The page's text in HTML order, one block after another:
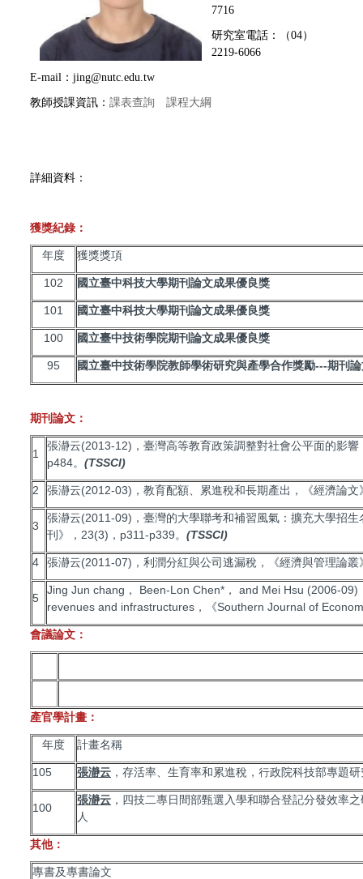
7716
研究室電話：（04）
2219-6066
E-mail：jing@nutc.edu.tw
教師授課資訊： 課表查詢 課程大綱
詳細資料：
獲獎紀錄：
年度 獲獎獎項
102 國立臺中科技大學期刊論文成果優良獎
101 國立臺中科技大學期刊論文成果優良獎
100 國立臺中技術學院期刊論文成果優良獎
95 國立臺中技術學院教師學術研究與產學合作獎勵---期刊
期刊論文：
1
張瀞云(2013-12)，臺灣高等教育政策調整對社會公平面的影
p484。 (TSSCI)
2 張瀞云(2012-03)，教育配額、累進稅和長期產出，《經濟論
3
張瀞云(2011-09)，臺灣的大學聯考和補習風氣：擴充大學招
刊》，23(3)，p311-p339。 (TSSCI)
4 張瀞云(2011-07)，利潤分紅與公司逃漏稅，《經濟與管理論
5
Jing Jun chang， Been-Lon Chen*， and Mei Hsu (2006-
revenues and infrastructures，《Southern Journal of
會議論文：
產官學計畫：
年度 計畫名稱
105 張瀞云 ，存活率、生育率和累進稅，行政院科技部專題
100
張瀞云 ，四技二專日間部甄選入學和聯合登記分發效率
人
其他：
專書及專書論文